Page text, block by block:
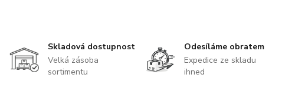
Skladová dostupnost
Velká zásoba
sortimentu
Odesíláme obratem
Expedice ze skladu
ihned